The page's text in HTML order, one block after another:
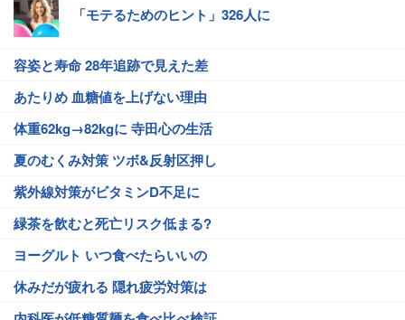
「モテるためのヒント」326人に
容姿と寿命 28年追跡で見えた差
あたりめ 血糖値を上げない理由
体重62kg→82kgに 寺田心の生活
夏のむくみ対策 ツボ&反射区押し
紫外線対策がビタミンD不足に
緑茶を飲むと死亡リスク低まる?
ヨーグルト いつ食べたらいいの
休みだが疲れる 隠れ疲労対策は